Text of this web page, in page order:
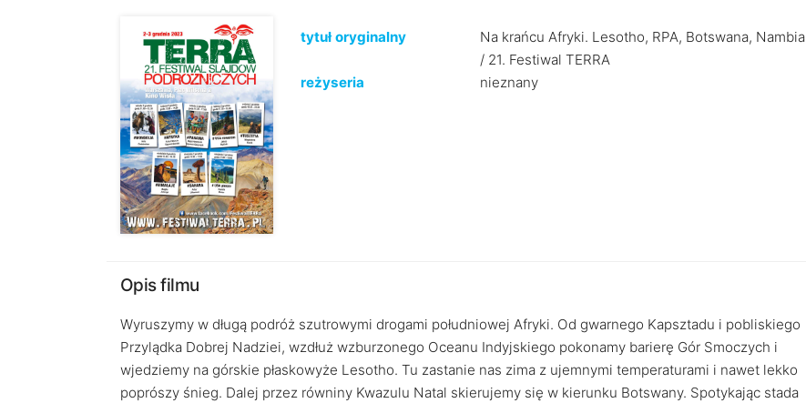
tytuł oryginalny
Na krańcu Afryki. Lesotho, RPA, Botswana, Nambia
/ 21. Festiwal TERRA
reżyseria
nieznany
Opis filmu
Wyruszymy w długą podróż szutrowymi drogami południowej Afryki. Od gwarnego Kapsztadu i pobliskiego
Przylądka Dobrej Nadziei, wzdłuż wzburzonego Oceanu Indyjskiego pokonamy barierę Gór Smoczych i
wjedziemy na górskie płaskowyże Lesotho. Tu zastanie nas zima z ujemnymi temperaturami i nawet lekko
poprószy śnieg. Dalej przez równiny Kwazulu Natal skierujemy się w kierunku Botswany. Spotykając stada